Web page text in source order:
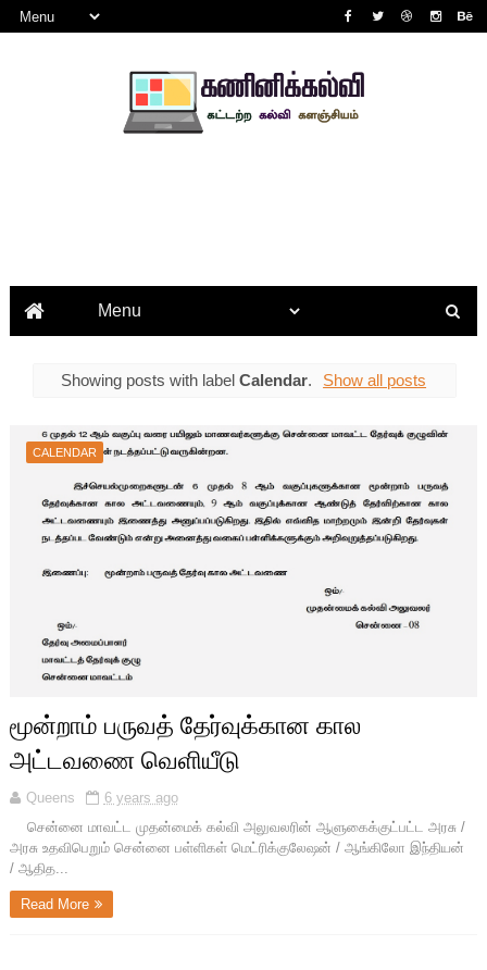
Showing posts with label Calendar. Show all posts
CALENDAR
மூன்றாம் பருவத் தேர்வுக்கான கால
அட்டவணை வெளியீடு
Queens
6 years ago
சென்னை மாவட்ட முதன்மைக் கல்வி அலுவலரின் ஆளுகைக்குட்பட்ட அரசு /
அரசு உதவிபெறும் சென்னை பள்ளிகள் மெட்ரிக்குலேஷன் / ஆங்கிலோ இந்தியன்
/ ஆதித...
Read More